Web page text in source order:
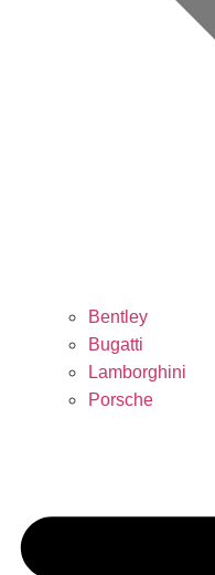
Bentley
Bugatti
Lamborghini
Porsche